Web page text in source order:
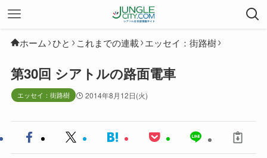
ホーム ひと これまでの連載 エッセイ：街路樹
第30回 シアトルの路面電車
エッセイ：街路樹 2014年8月12日(火)